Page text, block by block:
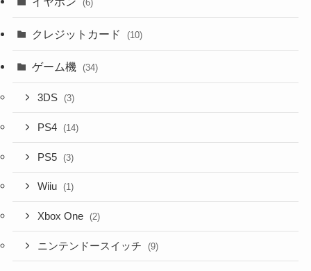
(6)
クレジットカード (10)
ゲーム機 (34)
3DS (3)
PS4 (14)
PS5 (3)
Wiiu (1)
Xbox One (2)
ニンテンドースイッチ (9)